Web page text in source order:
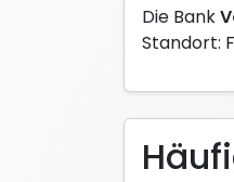
Die Bank
Standort: